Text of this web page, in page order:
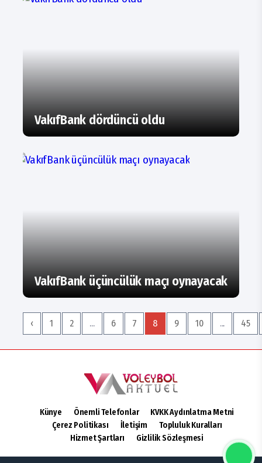
VakıfBank dördüncü oldu
VakıfBank üçüncülük maçı oynayacak
‹ 1 2 ... 6 7 8 9 10 ... 45
Künye Önemli Telefonlar
KVKK Aydınlatma Metni
Çerez Politikası
İletişim
Topluluk Kuralları
Hizmet Şartları
Gizlilik Sözleşmesi